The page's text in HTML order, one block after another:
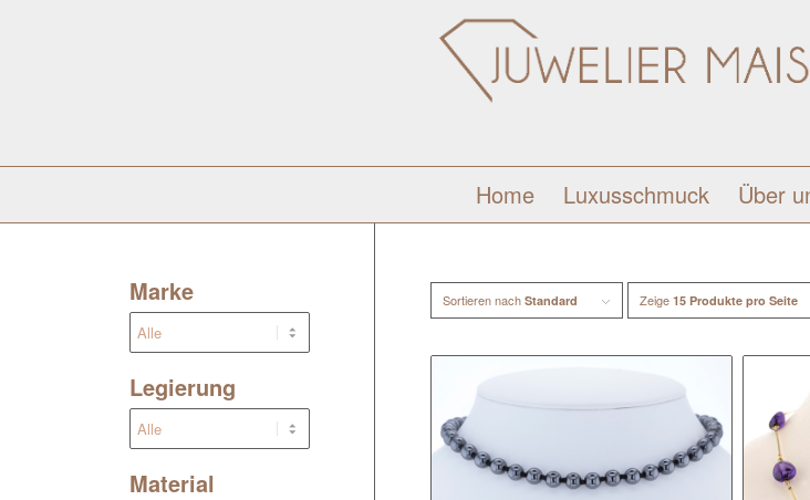
Home Luxusschmuck Über
Sortieren nachStandard Zeige15 Produkte pro Seite
Marke
Legierung
Material